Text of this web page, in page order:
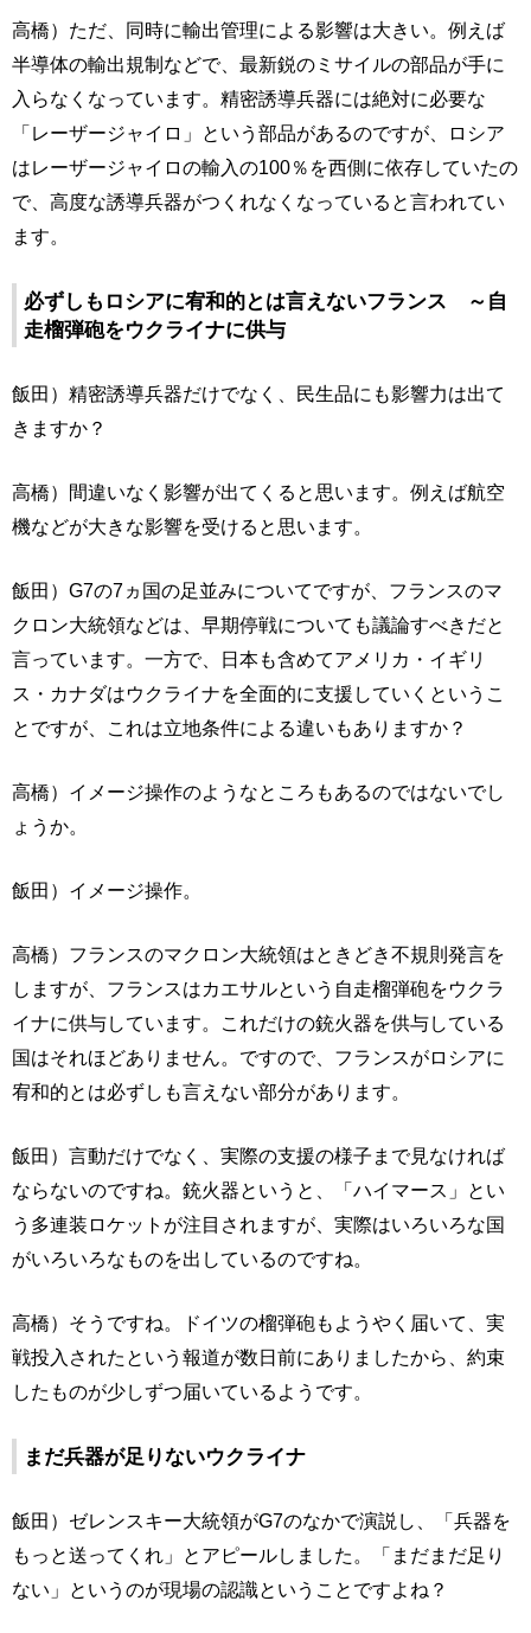
高橋）ただ、同時に輸出管理による影響は大きい。例えば
半導体の輸出規制などで、最新鋭のミサイルの部品が手に
入らなくなっています。精密誘導兵器には絶対に必要な
「レーザージャイロ」という部品があるのですが、ロシア
はレーザージャイロの輸入の100％を西側に依存していたの
で、高度な誘導兵器がつくれなくなっていると言われてい
ます。
必ずしもロシアに宥和的とは言えないフランス ～自
走榴弾砲をウクライナに供与
飯田）精密誘導兵器だけでなく、民生品にも影響力は出て
きますか？
高橋）間違いなく影響が出てくると思います。例えば航空
機などが大きな影響を受けると思います。
飯田）G7の7ヵ国の足並みについてですが、フランスのマ
クロン大統領などは、早期停戦についても議論すべきだと
言っています。一方で、日本も含めてアメリカ・イギリ
ス・カナダはウクライナを全面的に支援していくというこ
とですが、これは立地条件による違いもありますか？
高橋）イメージ操作のようなところもあるのではないでし
ょうか。
飯田）イメージ操作。
高橋）フランスのマクロン大統領はときどき不規則発言を
しますが、フランスはカエサルという自走榴弾砲をウクラ
イナに供与しています。これだけの銃火器を供与している
国はそれほどありません。ですので、フランスがロシアに
宥和的とは必ずしも言えない部分があります。
飯田）言動だけでなく、実際の支援の様子まで見なければ
ならないのですね。銃火器というと、「ハイマース」とい
う多連装ロケットが注目されますが、実際はいろいろな国
がいろいろなものを出しているのですね。
高橋）そうですね。ドイツの榴弾砲もようやく届いて、実
戦投入されたという報道が数日前にありましたから、約束
したものが少しずつ届いているようです。
まだ兵器が足りないウクライナ
飯田）ゼレンスキー大統領がG7のなかで演説し、「兵器を
もっと送ってくれ」とアピールしました。「まだまだ足り
ない」というのが現場の認識ということですよね？